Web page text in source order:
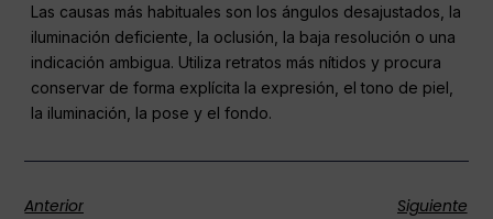
Las causas más habituales son los ángulos desajustados, la
iluminación deficiente, la oclusión, la baja resolución o una
indicación ambigua. Utiliza retratos más nítidos y procura
conservar de forma explícita la expresión, el tono de piel,
la iluminación, la pose y el fondo.
Anterior Siguiente